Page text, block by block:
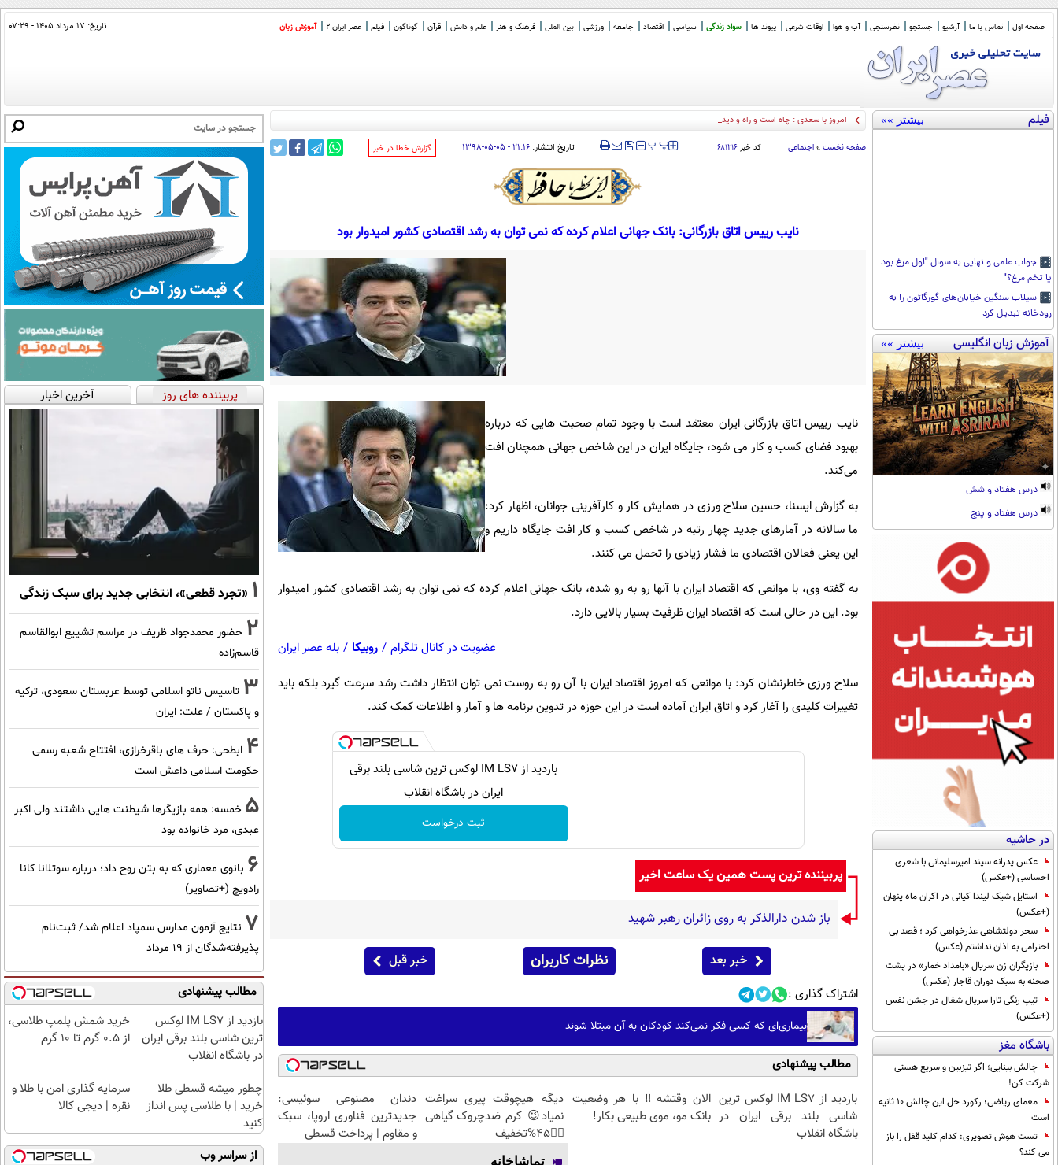
صفحه اول تماس با ما آرشیو جستجو نظرسنجی آب و هوا اوقات شرعی پیوند ها سواد زندگی سیاسی اقتصاد جامعه ورزشی بین الملل فرهنگ و هنر علم و دانش قرآن گوناگون فیلم عصر ایران 2 آموزش زبان تاریخ: ۱۷ مرداد ۱۴۰۵ - ۰۷:۲۹
فیلم بیشتر »»
جواب علمی و نهایی به سوال "اول مرغ بود
یا تخم مرغ؟"
سیلاب سنگین خیابان‌های گورگائون را به
رودخانه تبدیل کرد
آموزش زبان انگلیسی بیشتر »»
درس هفتاد و شش
درس هفتاد و پنج
در حاشیه
عکس پدرانه سپند امیرسلیمانی با شعری
احساسی (+عکس)
استایل شیک لیندا کیانی در اکران ماه پنهان
(+عکس)
سحر دولتشاهی عذرخواهی کرد ؛ قصد بی
احترامی به اذان نداشتم (عکس)
بازیگران زن سریال «بامداد خمار» در پشت
صحنه به سبک دوران قاجار (عکس)
تیپ رنگی تارا سریال شغال در جشن نفس
(+عکس)
باشگاه مغز
چالش بینایی؛ اگر تیزبین و سریع هستی
شرکت کن!
معمای ریاضی؛ رکورد حل این چالش 10 ثانیه
است
تست هوش تصویری: کدام کلید قفل را باز
می کند؟
امروز با سعدی : چاه است و راه و دیدهٔ بینا و آفتاب
صفحه نخست » اجتماعی کد خبر ۶۸۱۲۱۶ ‍‍‍ پ پ تاریخ انتشار:۲۱:۱۶ - ۰۵-۰۵-۱۳۹۸ ‌گزارش خطا در خبر
نایب رییس اتاق بازرگانی: بانک جهانی اعلام کرده که نمی توان به رشد اقتصادی کشور امیدوار بود
نایب رییس اتاق بازرگانی ایران معتقد است با وجود تمام صحبت هایی که درباره
بهبود فضای کسب و کار می شود، جایگاه ایران در این شاخص جهانی همچنان افت
می‌کند.
به گزارش ایسنا، حسین سلاح ورزی در همایش کار و کارآفرینی جوانان، اظهار کرد:
ما سالانه در آمارهای جدید چهار رتبه در شاخص کسب و کار افت جایگاه داریم و
این یعنی فعالان اقتصادی ما فشار زیادی را تحمل می کنند.
به گفته وی، با موانعی که اقتصاد ایران با آنها رو به رو شده، بانک جهانی اعلام کرده که نمی توان به رشد اقتصادی کشور امیدوار
بود. این در حالی است که اقتصاد ایران ظرفیت بسیار بالایی دارد.
عضویت در کانال تلگرام / روبیکا / بله عصر ایران
سلاح ورزی خاطرنشان کرد: با موانعی که امروز اقتصاد ایران با آن رو به روست نمی توان انتظار داشت رشد سرعت گیرد بلکه باید
تغییرات کلیدی را آغاز کرد و اتاق ایران آماده است در این حوزه در تدوین برنامه ها و آمار و اطلاعات کمک کند.
بازدید از IM LS7 لوکس ترین شاسی بلند برقی
ایران در باشگاه انقلاب
ثبت درخواست
پربیننده ترین پست همین یک ساعت اخیر
باز شدن دارالذکر به روی زائران رهبر شهید
خبر بعد نظرات کاربران خبر قبل
اشتراک گذاری :
بیماری‌ای که کسی فکر نمی‌کند کودکان به آن مبتلا شوند
مطالب پیشنهادی
بازدید از IM LS7 لوکس ترین
شاسی بلند برقی ایران در
باشگاه انقلاب
الان وقتشه‼️ با هر وضعیت
بانک مو، موی طبیعی بکار!
دیگه هیچوقت پیری سراغت
نمیاد😉 کرم ضدچروک گیاهی
👈🏻45%تخفیف
دندان مصنوعی سوئیسی:
جدیدترین فناوری اروپا، سبک
و مقاوم | پرداخت قسطی
تماشاخانه
پربیننده های روز آخرین اخبار
1 «تجرد قطعی»، انتخابی جدید برای سبک زندگی
2 حضور محمدجواد ظریف در مراسم تشییع ابوالقاسم
قاسم‌زاده
3 تاسیس ناتو اسلامی توسط عربستان سعودی، ترکیه
و پاکستان / علت: ایران
4 ابطحی: حرف های باقرخرازی، افتتاح شعبه رسمی
حکومت اسلامی داعش است
5 خمسه: همه بازیگرها شیطنت هایی داشتند ولی اکبر
عبدی، مرد خانواده بود
6 بانوی معماری که به بتن روح داد؛ درباره سوتلانا کانا
رادویچ (+تصاویر)
7 نتایج آزمون مدارس سمپاد اعلام شد/ ثبت‌نام
پذیرفته‌شدگان از ۱۹ مرداد
مطالب پیشنهادی
بازدید از IM LS7 لوکس
ترین شاسی بلند برقی ایران
در باشگاه انقلاب
خرید شمش پلمپ طلاسی،
از ۰.۵ گرم تا ۱۰ گرم
چطور میشه قسطی طلا
خرید | با طلاسی پس انداز
کنید
سرمایه گذاری امن با طلا و
نقره | دیجی کالا
از سراسر وب